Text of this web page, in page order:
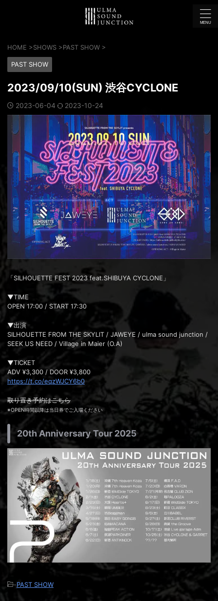
HOME >SHOWS >PAST SHOW >
PAST SHOW
2023/09/10(SUN) 渋谷CYCLONE
2023-06-04 2023-10-24
「SILHOUETTE FEST 2023 feat.SHIBUYA CYCLONE」
▼TIME
OPEN 17:00 / START 17:30
▼出演
SILHOUETTE FROM THE SKYLIT / JAWEYE / ulma sound junction /
SEEK US NEED / Village in Maier (O.A)
▼TICKET
ADV ¥3,300 / DOOR ¥3,800
https://t.co/eqzWJCY6b0
取り置き予約はこちら
※OPEN時間以降は当日券でご入場ください
20th Anniversary Tour 2025
-PAST SHOW